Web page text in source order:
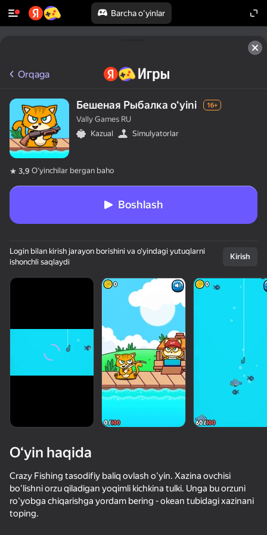
Barcha o'yinlar
Orqaga
Бешеная Рыбалка oʻyini 16+
Vally Games RU
Kazual
Simulyatorlar
3,9 Oʻyinchilar bergan baho
Boshlash
Login bilan kirish jarayon borishini va o‘yindagi yutuqlarni
ishonchli saqlaydi
Kirish
O‘yin haqida
Crazy Fishing tasodifiy baliq ovlash o'yin. Xazina ovchisi
bo'lishni orzu qiladigan yoqimli kichkina tulki. Unga bu orzuni
ro'yobga chiqarishga yordam bering - okean tubidagi xazinani
toping.